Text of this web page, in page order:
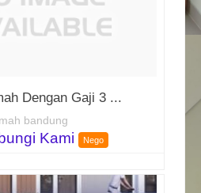
Dengan Gaji 3 ...
bandung
Kami Nego